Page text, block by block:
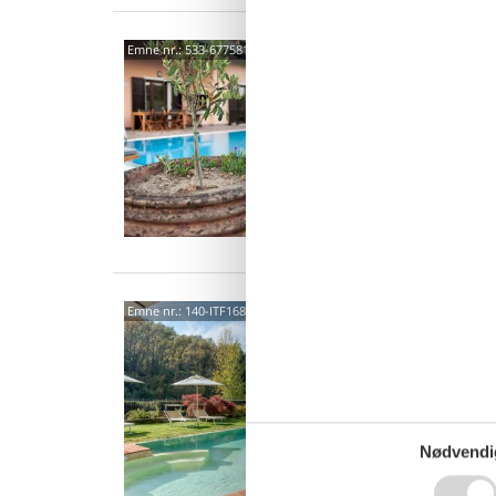
Emne nr.:533-677581
Emne nr.: 140-ITF168
9
4